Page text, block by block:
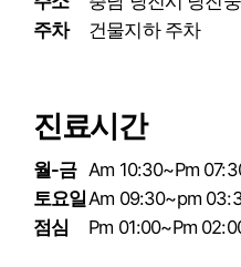
주차
건물지하 주차
진료시간
월-금 Am 10:30~Pm
토요일Am 09:30~pm
점심 Pm 01:00~Pm